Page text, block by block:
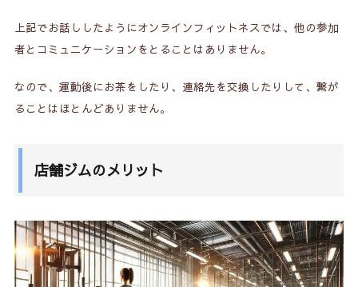
上記でお話ししたようにオンラインフィットネスでは、他の参加
者とコミュニケーションをとることはありません。
なので、運動後にお茶をしたり、連絡先を交換したりして、繋が
ることはほとんどありません。
店舗ジムのメリット